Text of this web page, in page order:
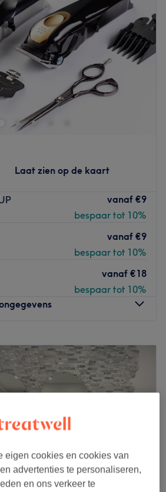
Laat zien op de kaart
vanaf €9
bespaar tot 10%
vanaf €9
bespaar tot 10%
vanaf €18
bespaar tot 10%
Gesloten
Gesloten
Gesloten
Gesloten
herenkapsalon in Gent waar
en persoonlijke aandacht centraal
klant te voorzien van een
eigen cookies en cookies van
advertenties te personaliseren,
en ons verkeer te